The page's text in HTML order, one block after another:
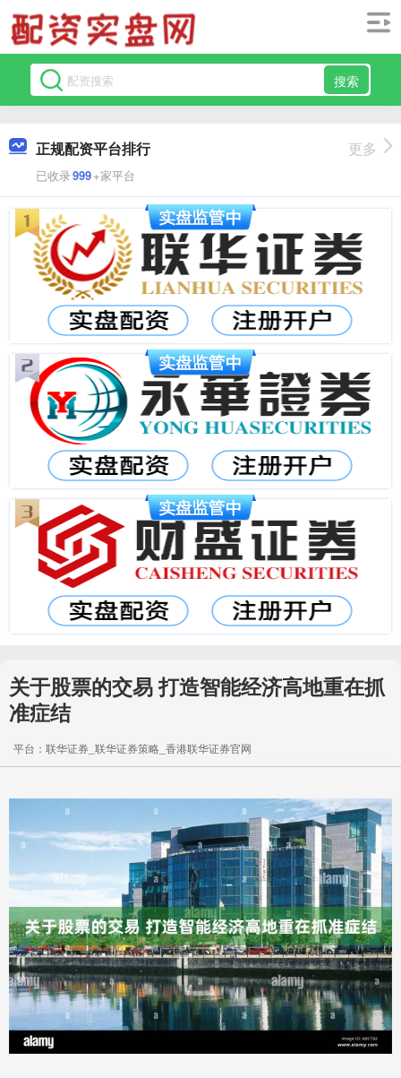
搜索
正规配资平台排行
已收录999+家平台
更多
关于股票的交易 打造智能经济高地重在抓
准症结
平台：联华证券_联华证券策略_香港联华证券官网